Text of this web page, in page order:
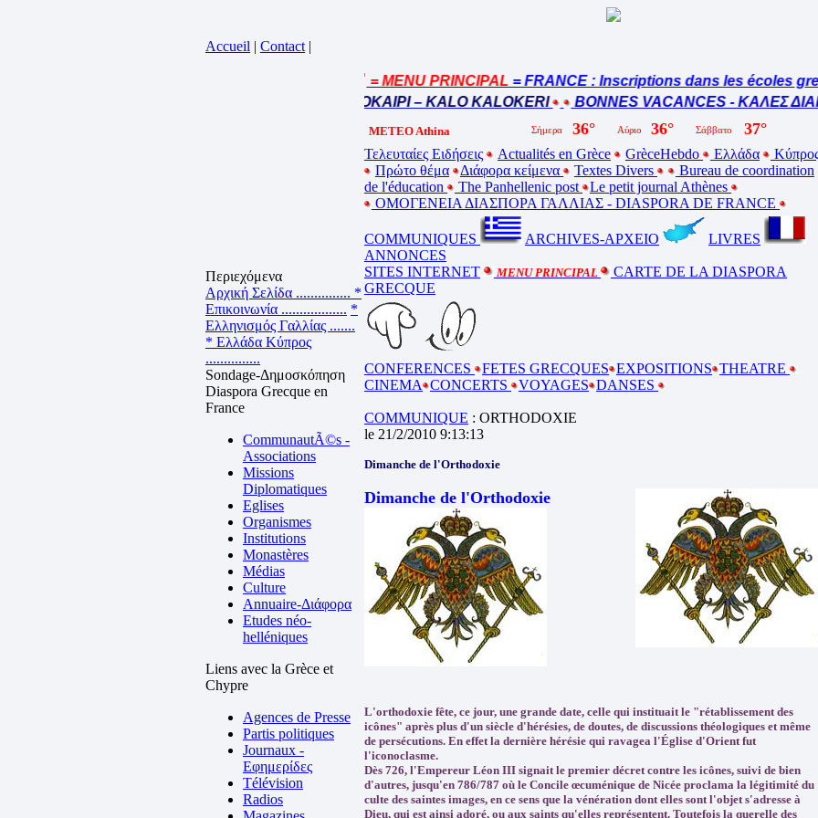
Accueil | Contact |
Περιεχόμενα
Αρχική Σελίδα ............... *
Επικοινωνία .................. *
Ελληνισμός Γαλλίας .......
* Ελλάδα Κύπρος
...............
Sondage-Δημοσκόπηση
Diaspora Grecque en
France
CommunautÃ©s -
Associations
Missions
Diplomatiques
Eglises
Organismes
Institutions
Monastères
Médias
Culture
Annuaire-Διάφορα
Etudes néo-
helléniques
Liens avec la Grèce et
Chypre
Agences de Presse
Partis politiques
Journaux -
Εφημερίδες
Télévision
Radios
= MENU PRINCIPAL= FRANCE : Inscriptions dans les écoles
BEL ETE – ΚΑΛΟ ΚΑΛΟΚΑΙΡΙ – KALO KALOKERI
BONNES VACANCES - ΚΑΛΕΣ
METEO Athina
Τελευταίες Ειδήσεις Actualités en Grèce GrèceHebdo Ελλάδα
Πρώτο θέμα
Διάφορα κείμενα Textes Divers
Bureau de coordination
de l'éducation
The Panhellenic post
Le petit journal Athènes
ΟΜΟΓΕΝΕΙΑ ΔΙΑΣΠΟΡΑ ΓΑΛΛΙΑΣ - DIASPORA DE FRANCE
COMMUNIQUES ARCHIVES-ΑΡΧΕΙΟ
LIVRES
ANNONCES
SITES INTERNET
MENU PRINCIPAL
CARTE DE LA DIASPORA
GRECQUE
CONFERENCES FETES GRECQUES EXPOSITIONS THEATRE
CINEMA CONCERTS VOYAGES DANSES
COMMUNIQUE : ORTHODOXIE
le 21/2/2010 9:13:13
Dimanche de l'Orthodoxie
Dimanche de l'Orthodoxie
L'orthodoxie fête, ce jour, une grande date, celle qui instituait le "rétablissement des
icônes" après plus d'un siècle d'hérésies, de doutes, de discussions théologiques et même
de persécutions. En effet la dernière hérésie qui ravagea l'Église d'Orient fut
l'iconoclasme.
Dès 726, l'Empereur Léon III signait le premier décret contre les icônes, suivi de bien
d'autres, jusqu'en 786/787 où le Concile œcuménique de Nicée proclama la légitimité du
culte des saintes images, en ce sens que la vénération dont elles sont l'objet s'adresse à
Dieu, qui est ainsi adoré, ou aux saints qu'elles représentent. Toutefois la querelle des